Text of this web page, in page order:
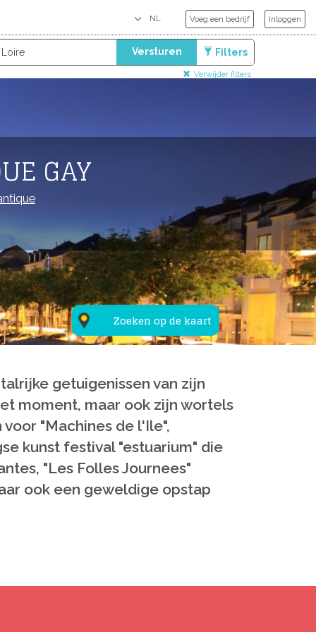
Voeg een bedrijf Inloggen
Versturen Filters
Verwijder filters
Zoeken op de kaart
GAY
talrijke getuigenissen van zijn
moment, maar ook zijn wortels
voor "Machines de l'Ile",
kunst festival "estuarium" die
, "Les FollesJournees"
ook een geweldige opstap